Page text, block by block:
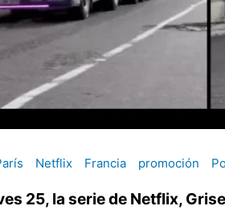
Netflix Francia promoción
25, la serie de Netflix,